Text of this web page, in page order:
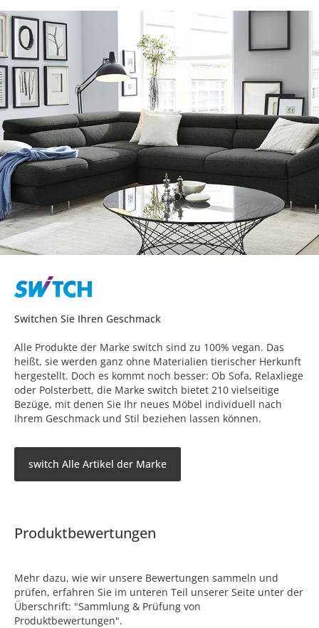
Switchen Sie Ihren Geschmack
Alle Produkte der Marke switch sind zu 100% vegan. Das
heißt, sie werden ganz ohne Materialien tierischer Herkunft
hergestellt. Doch es kommt noch besser: Ob Sofa, Relaxliege
oder Polsterbett, die Marke switch bietet 210 vielseitige
Bezüge, mit denen Sie Ihr neues Möbel individuell nach
Ihrem Geschmack und Stil beziehen lassen können.
switch Alle Artikel der Marke
Produktbewertungen
Mehr dazu, wie wir unsere Bewertungen sammeln und
prüfen, erfahren Sie im unteren Teil unserer Seite unter der
Überschrift: "Sammlung & Prüfung von
Produktbewertungen".